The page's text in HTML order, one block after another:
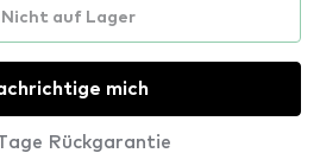
Nicht auf Lager
mich
Rückgarantie